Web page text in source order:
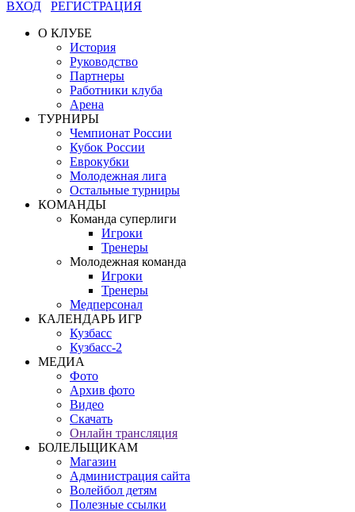
ВХОД
РЕГИСТРАЦИЯ
О КЛУБЕ
История
Руководство
Партнеры
Работники клуба
Арена
ТУРНИРЫ
Чемпионат России
Кубок России
Еврокубки
Молодежная лига
Остальные турниры
КОМАНДЫ
Команда суперлиги
Игроки
Тренеры
Молодежная команда
Игроки
Тренеры
Медперсонал
КАЛЕНДАРЬ ИГР
Кузбасс
Кузбасс-2
МЕДИА
Фото
Архив фото
Видео
Скачать
Онлайн трансляция
БОЛЕЛЬЩИКАМ
Магазин
Администрация сайта
Волейбол детям
Полезные ссылки